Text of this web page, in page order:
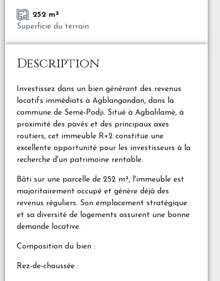
252 m²
Superficie du terrain
Description
Investissez dans un bien générant des revenus
locatifs immédiats à Agblangandan, dans la
commune de Semè-Podji. Situé à Agbalilamè, à
proximité des pavés et des principaux axes
routiers, cet immeuble R+2 constitue une
excellente opportunité pour les investisseurs à la
recherche d'un patrimoine rentable.
Bâti sur une parcelle de 252 m², l'immeuble est
majoritairement occupé et génère déjà des
revenus réguliers. Son emplacement stratégique
et sa diversité de logements assurent une bonne
demande locative.
Composition du bien :
Rez-de-chaussée :